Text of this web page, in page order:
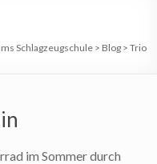
Schlagzeugschule> Blog> Trio
im Sommer durch